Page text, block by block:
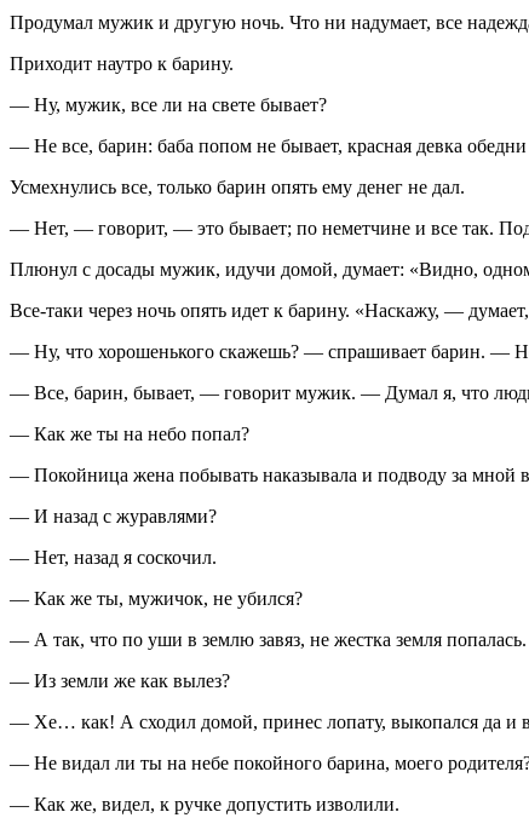
Продумал мужик и другую ночь. Что ни надумает, все
Приходит наутро к барину.
— Ну, мужик, все ли на свете бывает?
— Не все, барин: баба попом не бывает, красная девка
Усмехнулись все, только барин опять ему денег не дал.
— Нет, — говорит, — это бывает; по неметчине и все так.
Плюнул с досады мужик, идучи домой, думает: «Видно,
Все-таки через ночь опять идет к барину. «Наскажу, —
— Ну, что хорошенького скажешь? — спрашивает барин. — Не
— Все, барин, бывает, — говорит мужик. — Думал я, что люди
— Как же ты на небо попал?
— Покойница жена побывать наказывала и подводу за мной
— И назад с журавлями?
— Нет, назад я соскочил.
— Как же ты, мужичок, не убился?
— А так, что по уши в землю завяз, не жестка земля попалась.
— Из земли же как вылез?
— Хе… как! А сходил домой, принес лопату, выкопался да и
— Не видал ли ты на небе покойного барина, моего
— Как же, видел, к ручке допустить изволили.